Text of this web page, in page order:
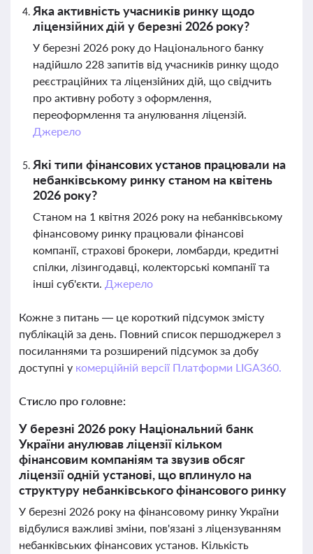
Яка активність учасників ринку щодо
ліцензійних дій у березні 2026 року?
У березні 2026 року до Національного банку
надійшло 228 запитів від учасників ринку щодо
реєстраційних та ліцензійних дій, що свідчить
про активну роботу з оформлення,
переоформлення та анулювання ліцензій.
Джерело
Які типи фінансових установ працювали на
небанківському ринку станом на квітень
2026 року?
Станом на 1 квітня 2026 року на небанківському
фінансовому ринку працювали фінансові
компанії, страхові брокери, ломбарди, кредитні
спілки, лізингодавці, колекторські компанії та
інші суб'єкти. Джерело
Кожне з питань — це короткий підсумок змісту
публікацій за день. Повний список першоджерел з
посиланнями та розширений підсумок за добу
доступні у комерційній версії Платформи LIGA360.
Стисло про головне:
У березні 2026 року Національний банк
України анулював ліцензії кільком
фінансовим компаніям та звузив обсяг
ліцензії одній установі, що вплинуло на
структуру небанківського фінансового ринку
У березні 2026 року на фінансовому ринку України
відбулися важливі зміни, пов'язані з ліцензуванням
небанківських фінансових установ. Кількість